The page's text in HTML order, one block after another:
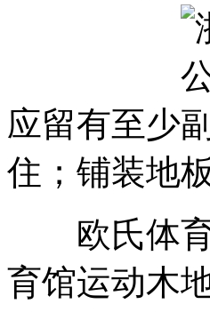
应留有至少
住；铺装地
欧氏体育
育馆运动木